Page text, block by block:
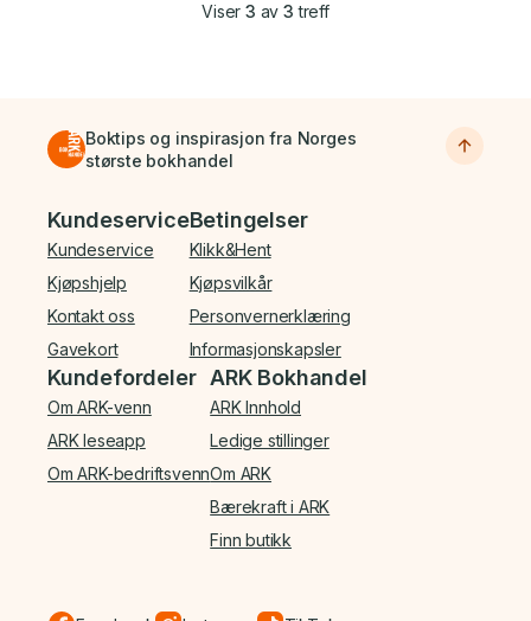
Viser3 av 3 treff
Boktips og inspirasjon fra Norges
største bokhandel
Bunnmeny
Kundeservice
Kundeservice
Kjøpshjelp
Kontakt oss
Gavekort
Betingelser
Klikk&Hent
Kjøpsvilkår
Personvernerklæring
Informasjonskapsler
Kundefordeler
Om ARK-venn
ARK leseapp
Om ARK-bedriftsvenn
ARK Bokhandel
ARK Innhold
Ledige stillinger
Om ARK
Bærekraft i ARK
Finn butikk